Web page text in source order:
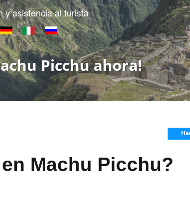
y asistencia al turista
Picchu ahora!
Machu Picchu?